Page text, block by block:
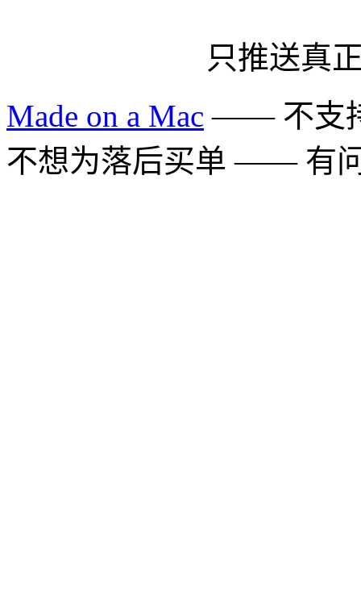
只推送真
Made on a Mac —— 不支
不想为落后买单 —— 有